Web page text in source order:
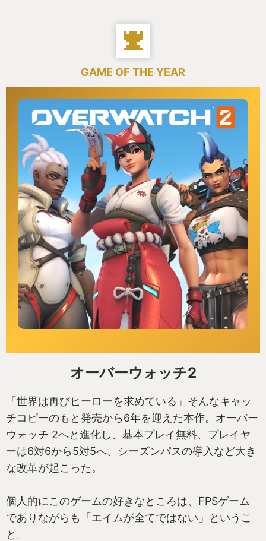
GAME OF THE YEAR
オーバーウォッチ2
「世界は再びヒーローを求めている」そんなキャッ
チコピーのもと発売から6年を迎えた本作。オーバー
ウォッチ 2へと進化し、基本プレイ無料、プレイヤ
ーは6対6から5対5へ、シーズンパスの導入など大き
な改革が起こった。
個人的にこのゲームの好きなところは、FPSゲーム
でありながらも「エイムが全てではない」というこ
と。